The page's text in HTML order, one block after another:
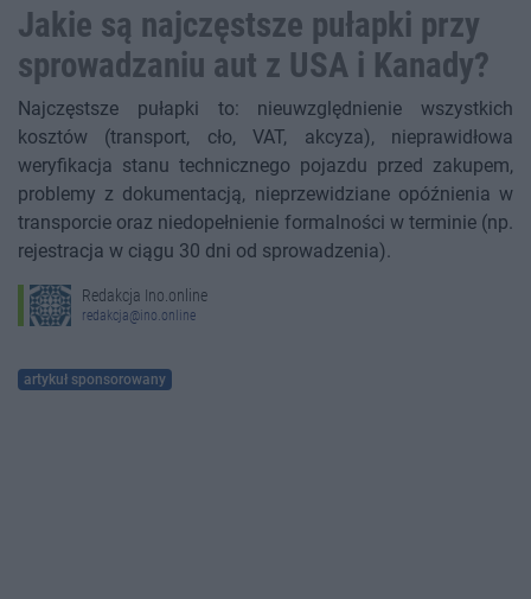
Jakie są najczęstsze pułapki przy
sprowadzaniu aut z USA i Kanady?
Najczęstsze pułapki to: nieuwzględnienie wszystkich
kosztów (transport, cło, VAT, akcyza), nieprawidłowa
weryfikacja stanu technicznego pojazdu przed zakupem,
problemy z dokumentacją, nieprzewidziane opóźnienia w
transporcie oraz niedopełnienie formalności w terminie (np.
rejestracja w ciągu 30 dni od sprowadzenia).
Redakcja Ino.online
redakcja@ino.online
artykuł sponsorowany